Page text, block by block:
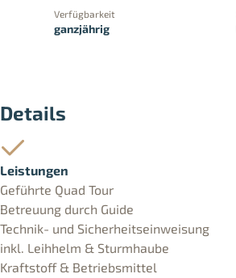
Verfügbarkeit
ganzjährig
Details
Leistungen
Geführte Quad Tour
Betreuung durch Guide
Technik- und Sicherheitseinweisung
inkl. Leihhelm & Sturmhaube
Kraftstoff & Betriebsmittel